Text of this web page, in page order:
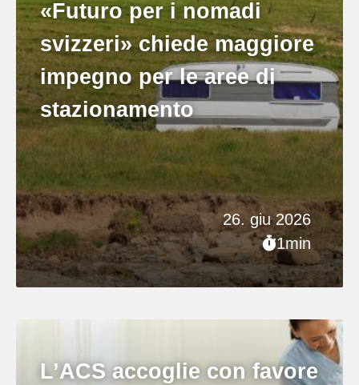
26. giu 2026
1min
«Futuro per i nomadi
svizzeri» chiede maggiore
impegno per le aree di
stazionamento
L’ACS accoglie con favore